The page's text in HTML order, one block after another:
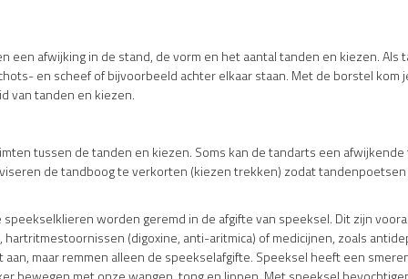
afwijking in de stand, de vorm en het aantal tanden en kiezen. Als
en scheef of bijvoorbeeld achter elkaar staan. Met de borstel kom
van tanden en kiezen.
tussen de tanden en kiezen. Soms kan de tandarts een
de tandboog te verkorten (kiezen trekken) zodat
worden geremd in de afgifte van speeksel. Dit zijn
(digoxine, anti-aritmica) of medicijnen, zoals
maar remmen alleen de speekselafgifte. Speeksel heeft een